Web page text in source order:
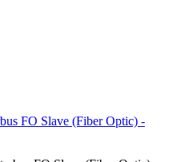
FO Slave (Fiber Optic) -